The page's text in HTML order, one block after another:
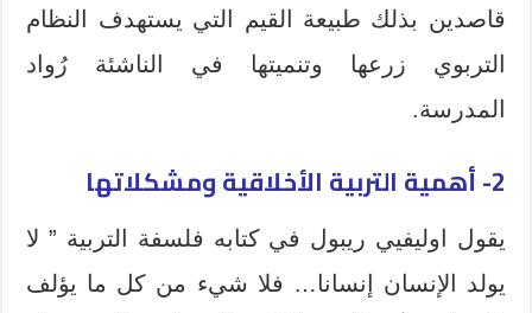
قاصدين بذلك طبيعة القيم التي يستهدف النظام
التربوي زرعها وتنميتها في الناشئة رُواد
المدرسة.
2- أهمية التربية الأخلاقية ومشكلاتها
يقول اوليفيي ريبول في كتابه فلسفة التربية ” لا
يولد الإنسان إنسانا… فلا شيء من كل ما يؤلف